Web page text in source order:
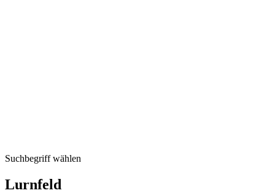
Suchbegriff wählen
Lurnfeld